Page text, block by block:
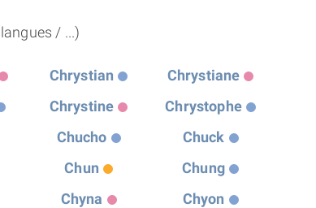
/ ...)
Chrystian
Chrystiane
Chrystine
Chrystophe
Chucho
Chuck
Chun
Chung
Chyna
Chyon
EXPLORER LA NUMÉROLOGIE
70.000 PRÉNOMS